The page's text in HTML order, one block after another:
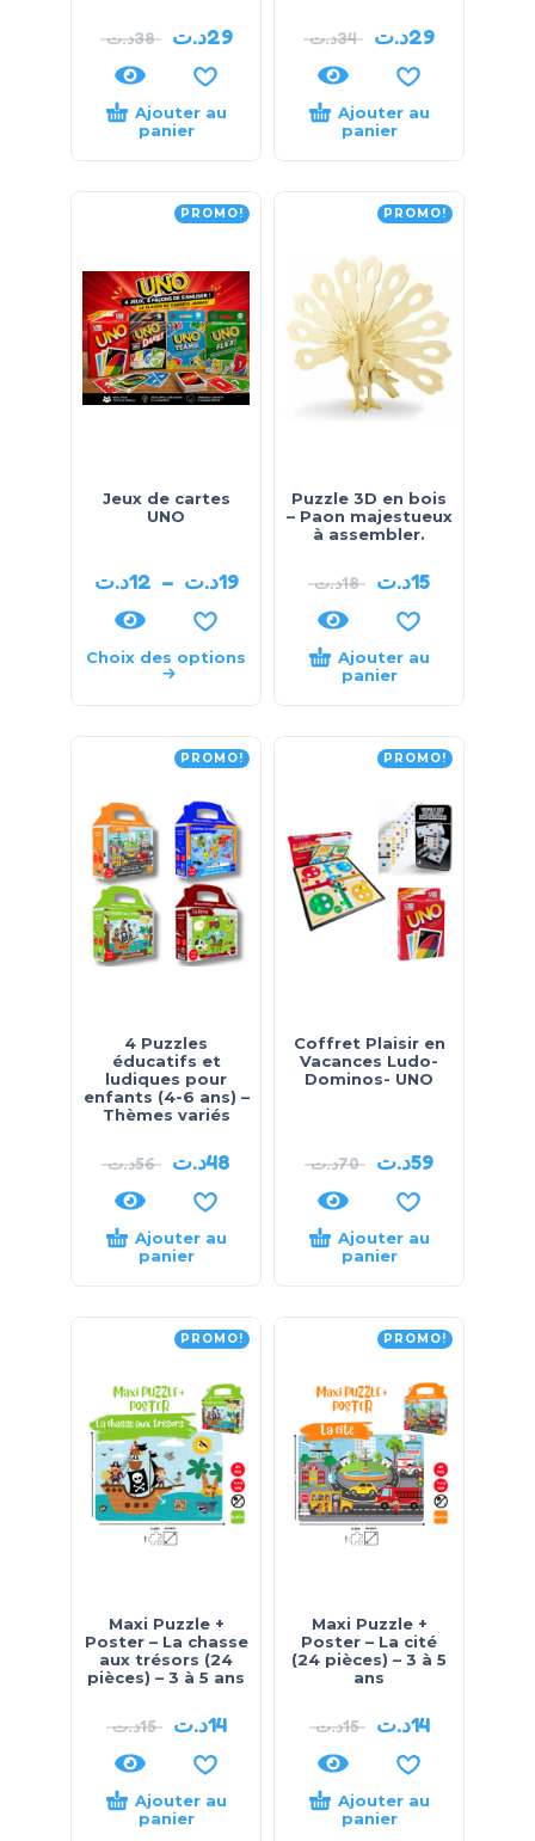
38د.ت 29د.ت
Ajouter au
panier
34د.ت 29د.ت
Ajouter au
panier
PROMO!
Jeux de cartes
UNO
12د.ت – 19د.ت
Choix des options
PROMO!
Puzzle 3D en bois
– Paon majestueux
à assembler.
18د.ت 15د.ت
Ajouter au
panier
PROMO!
4 Puzzles
éducatifs et
ludiques pour
enfants (4-6 ans) –
Thèmes variés
56د.ت 48د.ت
Ajouter au
panier
PROMO!
Coffret Plaisir en
Vacances Ludo-
Dominos- UNO
70د.ت 59د.ت
Ajouter au
panier
PROMO!
Maxi Puzzle +
Poster – La chasse
aux trésors (24
pièces) – 3 à 5 ans
15د.ت 14د.ت
Ajouter au
panier
PROMO!
Maxi Puzzle +
Poster – La cité
(24 pièces) – 3 à 5
ans
15د.ت 14د.ت
Ajouter au
panier